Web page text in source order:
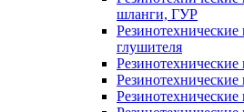
шланги, ГУР
глушителя
Резинотехнические
Резинотехнические